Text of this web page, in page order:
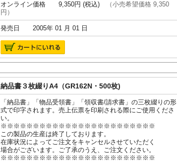
オンライン価格 9,350円 (税込)
（小売希望価格 9,350
円）
発売日 2005年 01 月 01 日
納品書３枚綴りA4（GR162N・500枚)
「納品書」「物品受領書」「領収書/請求書」の三枚綴りの形
式で印字されます。売上伝票を印刷される際にご使用くださ
い。
※※※※※※※※※※※※※※※※※※※※※※※※
この製品の生産は終了しております。
在庫状況によってご注文をキャンセルさせていただく
場合がございます。ご了承のうえ、ご注文ください。
※※※※※※※※※※※※※※※※※※※※※※※※